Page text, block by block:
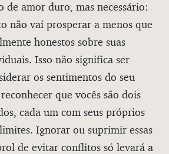
de amor duro, mas necessário:
não vai prosperar a menos que
honestos sobre suas
Isso não significa ser
os sentimentos do seu
que vocês são dois
cada um com seus próprios
Ignorar ou suprimir essas
de evitar conflitos só levará a